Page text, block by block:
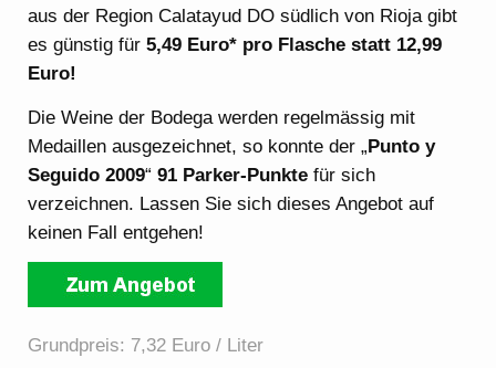
aus der Region Calatayud DO südlich von Rioja gibt
es günstig für5,49 Euro* pro Flasche statt 12,99
Euro!
Die Weine der Bodega werden regelmässig mit
Medaillen ausgezeichnet, so konnte der „Punto y
Seguido 2009“91 Parker-Punkte für sich
verzeichnen. Lassen Sie sich dieses Angebot auf
keinen Fall entgehen!
Grundpreis: 7,32 Euro / Liter